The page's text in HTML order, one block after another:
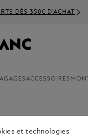
DÈS 350€ D'ACHAT
ACCESSOIRES
et technologies